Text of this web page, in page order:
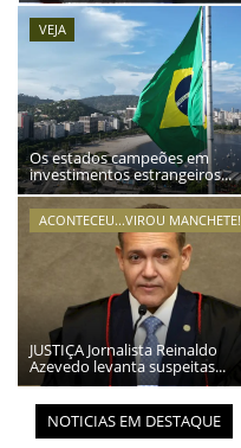
NOTÍCIAS TAMBÉM NA TELA
VEJA
Os estados campeões em
investimentos estrangeiros...
ACONTECEU...VIROU MANCHETE!
JUSTIÇA Jornalista Reinaldo
Azevedo levanta suspeitas...
NOTICIAS EM DESTAQUE